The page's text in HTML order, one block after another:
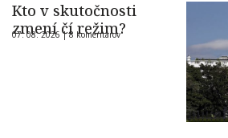
Kto v skutočnosti
zmení čí režim?
07. 08. 2026 |8 komentárov